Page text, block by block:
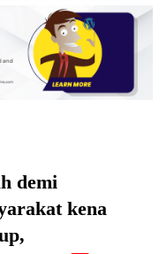
demi
kena